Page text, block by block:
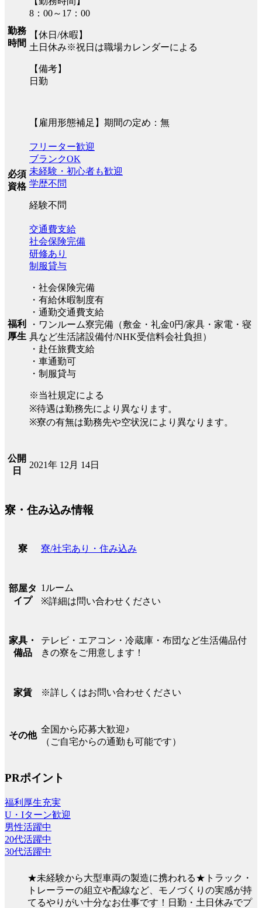
勤務
時間
8：00～17：00
【休日/休暇】
土日休み※祝日は職場カレンダーによる
【備考】
日勤
【雇用形態補足】期間の定め：無
必須
資格
フリーター歓迎
ブランクOK
未経験・初心者も歓迎
学歴不問
経験不問
福利
厚生
交通費支給
社会保険完備
研修あり
制服貸与
・社会保険完備
・有給休暇制度有
・通勤交通費支給
・ワンルーム寮完備（敷金・礼金0円/家具・家電・寝
具など生活諸設備付/NHK受信料会社負担）
・赴任旅費支給
・車通勤可
・制服貸与
※当社規定による
※待遇は勤務先により異なります。
※寮の有無は勤務先や空状況により異なります。
公開
日
2021年 12月 14日
寮・住み込み情報
寮 寮/社宅あり・住み込み
部屋タ
イプ
1ルーム
※詳細は問い合わせください
家具・
備品
テレビ・エアコン・冷蔵庫・布団など生活備品付
きの寮をご用意します！
家賃 ※詳しくはお問い合わせください
その他
全国から応募大歓迎♪
（ご自宅からの通勤も可能です）
PRポイント
福利厚生充実
U・Iターン歓迎
男性活躍中
20代活躍中
30代活躍中
★未経験から大型車両の製造に携われる★トラック・
トレーラーの組立や配線など、モノづくりの実感が持
てるやりがい十分なお仕事です！日勤・土日休みでプ